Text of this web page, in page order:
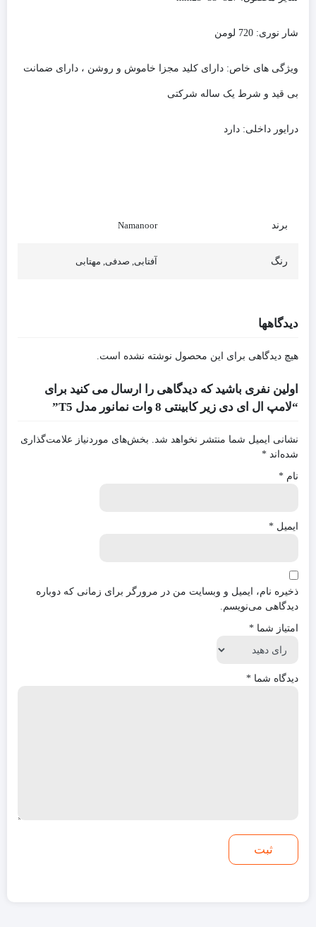
شار نوری:
ویژگی های خاص: دارای کلید مجزا خاموش و روشن ، دارای ضمانت
بی قید و شرط یک ساله شرکتی
درایور داخلی: دارد
برند Namanoor
رنگ آفتابی, صدفی, مهتابی
دیدگاهها
هیچ دیدگاهی برای این محصول نوشته نشده است.
اولین نفری باشید که دیدگاهی را ارسال می کنید برای
“لامپ ال ای دی زیر کابینتی 8 وات نمانور مدل T5”
نشانی ایمیل شما منتشر نخواهد شد. بخش‌های موردنیاز علامت‌گذاری
شده‌اند *
نام *
ایمیل *
ذخیره نام، ایمیل و وبسایت من در مرورگر برای زمانی که دوباره
دیدگاهی می‌نویسم.
امتیاز شما *
دیدگاه شما *